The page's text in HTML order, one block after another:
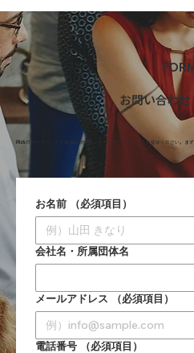
関西のケータリングでお悩みの際は、キナリケータリングにお任せください。まず
お問い合わ
お名前 （必須項目）
会社名・所属団体名
メールアドレス （必須項目）
電話番号 （必須項目）